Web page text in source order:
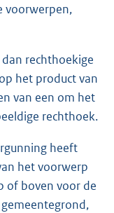
voorwerpen,
rechthoekige
het product van
van een om het
rechthoek.
heeft
het voorwerp
of boven voor de